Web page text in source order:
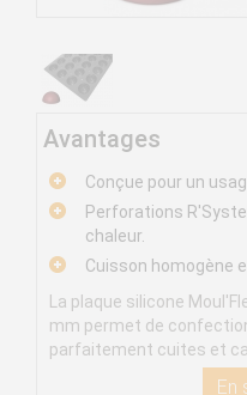
Avantages
Conçue pour un
Perforations
chaleur.
Cuisson homogène
La plaque silicone
mm permet de
parfaitement cuites et
En